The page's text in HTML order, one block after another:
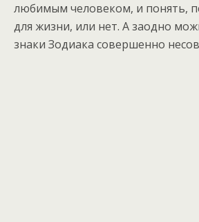
любимым человеком, и понять,
для жизни, или нет. А заодно
знаки Зодиака совершенно